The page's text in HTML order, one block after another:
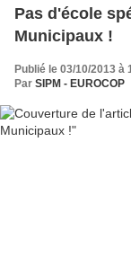
Pas d'école
Municipaux !
Publié le 03/10/2013 à
Par SIPM - EUROCOP